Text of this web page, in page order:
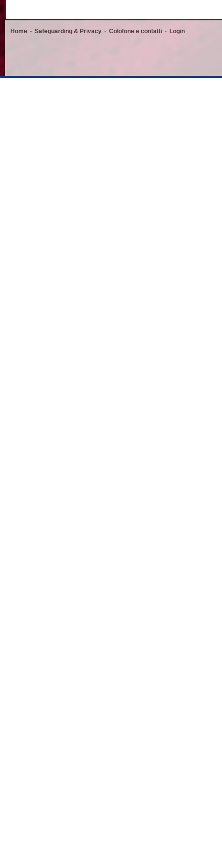
Home Safeguarding & Privacy Colofone e contatti Login